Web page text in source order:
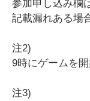
参加申し込み欄
記載漏れある場
注2)
9時にゲームを
注3)